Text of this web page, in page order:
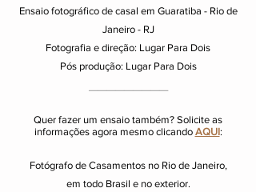
Ensaio fotográfico de casal em Guaratiba - Rio de
Janeiro - RJ
Fotografia e direção: Lugar Para Dois
Pós produção: Lugar Para Dois
Quer fazer um ensaio também? Solicite as
informações agora mesmo clicando AQUI:
Fotógrafo de Casamentos no Rio de Janeiro,
em todo Brasil e no exterior.